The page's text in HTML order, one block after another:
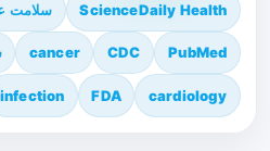
ScienceDaily Health سلامت
PubMed
CDC
cancer
cardiology
FDA
infection